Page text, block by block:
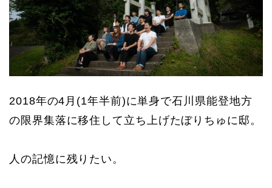
2018年の4月(1年半前)に単身で石川県能登地方
の限界集落に移住して立ち上げたぼりちゅに邸。
人の記憶に残りたい。